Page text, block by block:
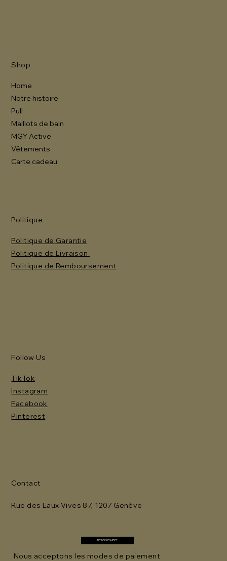
Shop
Home
Notre histoire
Pull
Maillots de bain
MGY Active
Vêtements
Carte cadeau
Politique
Politique de Garantie
Politique de Livraison
Politique de Remboursement
Follow Us
TikTok
Instagram
Facebook
Pinterest
Contact
Rue des Eaux-Vives 87, 1207 Genève
BESOIN D'AIDE?
Nous acceptons les modes de paiement